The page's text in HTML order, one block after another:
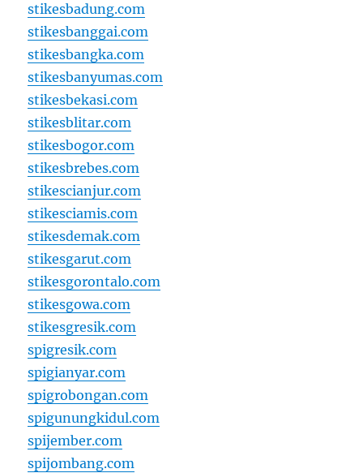
stikesbadung.com
stikesbanggai.com
stikesbangka.com
stikesbanyumas.com
stikesbekasi.com
stikesblitar.com
stikesbogor.com
stikesbrebes.com
stikescianjur.com
stikesciamis.com
stikesdemak.com
stikesgarut.com
stikesgorontalo.com
stikesgowa.com
stikesgresik.com
spigresik.com
spigianyar.com
spigrobongan.com
spigunungkidul.com
spijember.com
spijombang.com